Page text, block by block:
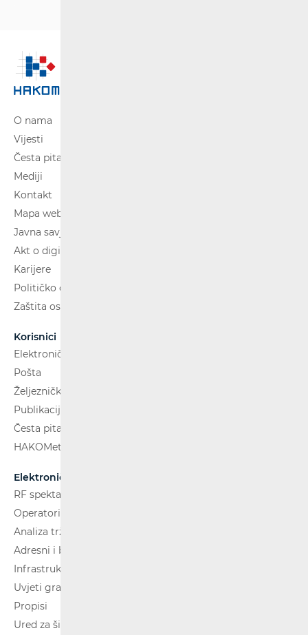
O nama
Vijesti
Česta pitanja
Mediji
Kontakt
Mapa weba
Javna savjetovanja
Akt o digitalnim uslugama
Karijere
Političko oglašavanje
Zaštita osobnih podataka
Korisnici
Elektroničke komunikacije
Pošta
Željeznički putnički prijevoz
Publikacije
Česta pitanja
HAKOMetar
Elektroničke komunikacije
RF spektar
Operatori i usluge
Analiza tržišta
Adresni i brojevni prostor
Infrastruktura
Uvjeti gradnje
Propisi
Ured za širokopojasnost (BCO)